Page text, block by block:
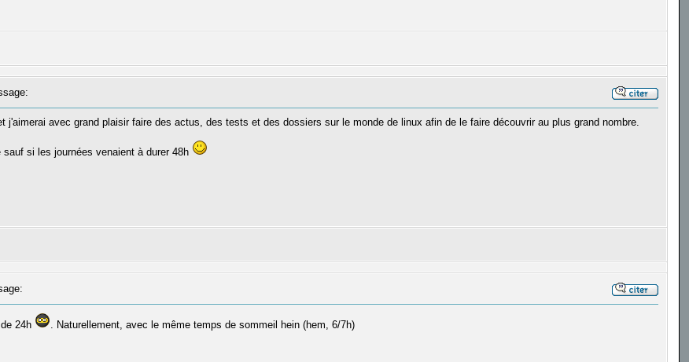
j'aimerai avec grand plaisir faire des actus, des tests et des dossiers sur le monde de linux afin de le faire découvrir au plus grand nombre.
si les journées venaient à durer 48h
24h
. Naturellement, avec le même temps de sommeil hein (hem, 6/7h)